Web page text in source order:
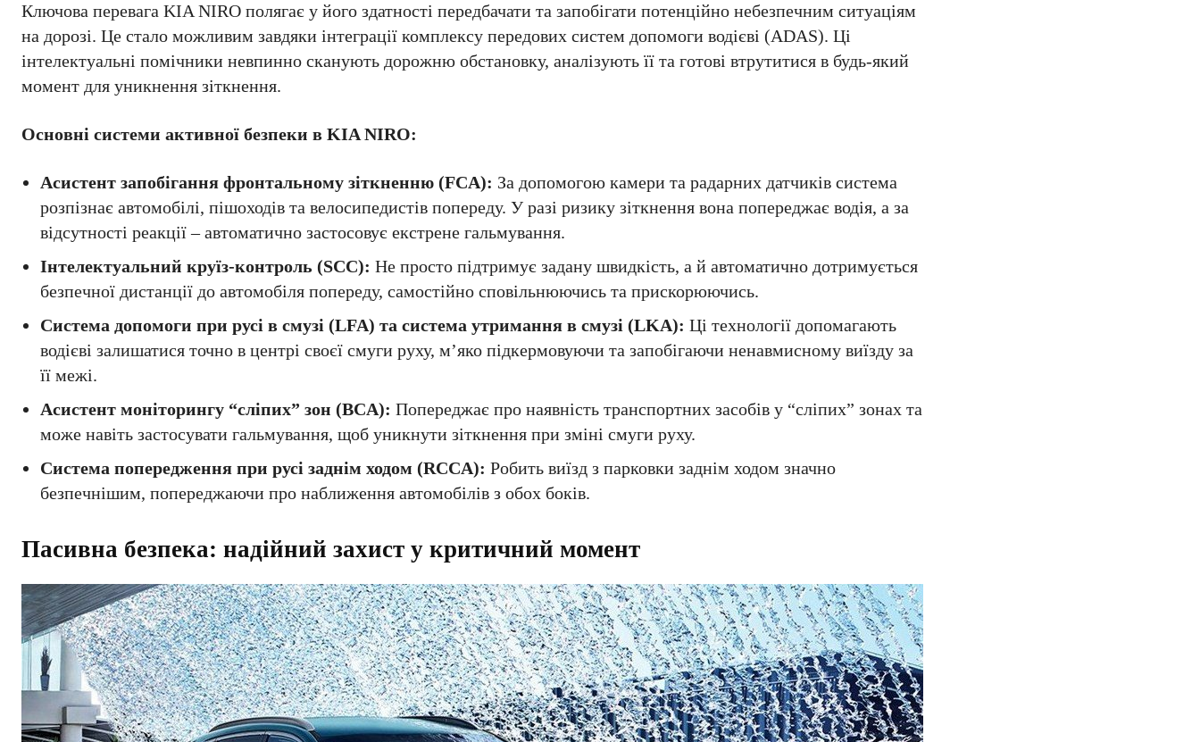
Ключова перевага KIA NIRO полягає у його здатності передбачати та запобігати потенційно небезпечним ситуаціям
на дорозі. Це стало можливим завдяки інтеграції комплексу передових систем допомоги водієві (ADAS). Ці
інтелектуальні помічники невпинно сканують дорожню обстановку, аналізують її та готові втрутитися в будь-який
момент для уникнення зіткнення.
Основні системи активної безпеки в KIA NIRO:
Асистент запобігання фронтальному зіткненню (FCA): За допомогою камери та радарних датчиків система
розпізнає автомобілі, пішоходів та велосипедистів попереду. У разі ризику зіткнення вона попереджає водія, а за
відсутності реакції – автоматично застосовує екстрене гальмування.
Інтелектуальний круїз-контроль (SCC): Не просто підтримує задану швидкість, а й автоматично дотримується
безпечної дистанції до автомобіля попереду, самостійно сповільнюючись та прискорюючись.
Система допомоги при русі в смузі (LFA) та система утримання в смузі (LKA): Ці технології допомагають
водієві залишатися точно в центрі своєї смуги руху, м’яко підкермовуючи та запобігаючи ненавмисному виїзду за
її межі.
Асистент моніторингу “сліпих” зон (BCA): Попереджає про наявність транспортних засобів у “сліпих” зонах та
може навіть застосувати гальмування, щоб уникнути зіткнення при зміні смуги руху.
Система попередження при русі заднім ходом (RCCA): Робить виїзд з парковки заднім ходом значно
безпечнішим, попереджаючи про наближення автомобілів з обох боків.
Пасивна безпека: надійний захист у критичний момент